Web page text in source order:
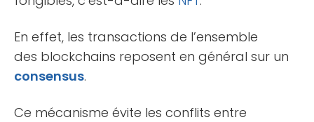
En effet, les transactions de l’ensemble
des blockchains reposent en général sur un
consensus.
Ce mécanisme évite les conflits entre